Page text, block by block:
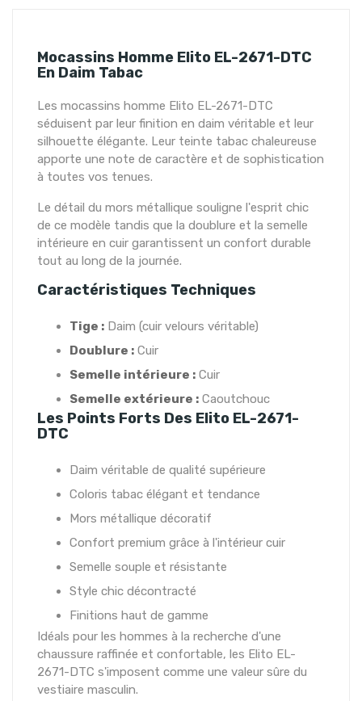
Mocassins Homme Elito EL-2671-DTC
En Daim Tabac
Les mocassins homme Elito EL-2671-DTC
séduisent par leur finition en daim véritable et leur
silhouette élégante. Leur teinte tabac chaleureuse
apporte une note de caractère et de sophistication
à toutes vos tenues.
Le détail du mors métallique souligne l'esprit chic
de ce modèle tandis que la doublure et la semelle
intérieure en cuir garantissent un confort durable
tout au long de la journée.
Caractéristiques Techniques
Tige : Daim (cuir velours véritable)
Doublure : Cuir
Semelle intérieure : Cuir
Semelle extérieure : Caoutchouc
Les Points Forts Des Elito EL-2671-
DTC
Daim véritable de qualité supérieure
Coloris tabac élégant et tendance
Mors métallique décoratif
Confort premium grâce à l'intérieur cuir
Semelle souple et résistante
Style chic décontracté
Finitions haut de gamme
Idéals pour les hommes à la recherche d'une
chaussure raffinée et confortable, les Elito EL-
2671-DTC s'imposent comme une valeur sûre du
vestiaire masculin.